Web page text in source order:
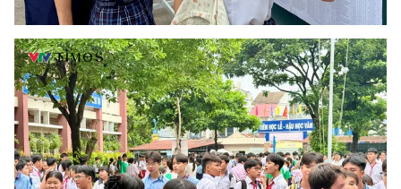
Tổng đài VTV:024.38 355 931 - 024.38 355 932
Ðiện thoại Thời báo VTV:024.66 897 897
Email:toasoan@vtv.vn
Liên hệ quảng cáo:024-7300.7108